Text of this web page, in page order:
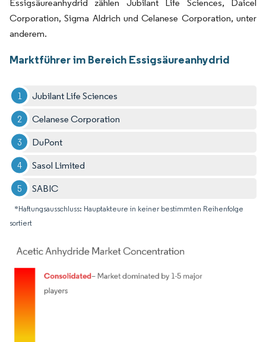
Essigsäureanhydrid zählen Jubilant Life Sciences, Daicel
Corporation, Sigma Aldrich und Celanese Corporation, unter
anderem.
Marktführer im Bereich Essigsäureanhydrid
Jubilant Life Sciences
Celanese Corporation
DuPont
Sasol Limited
SABIC
*Haftungsausschluss: Hauptakteure in keiner bestimmten Reihenfolge
sortiert